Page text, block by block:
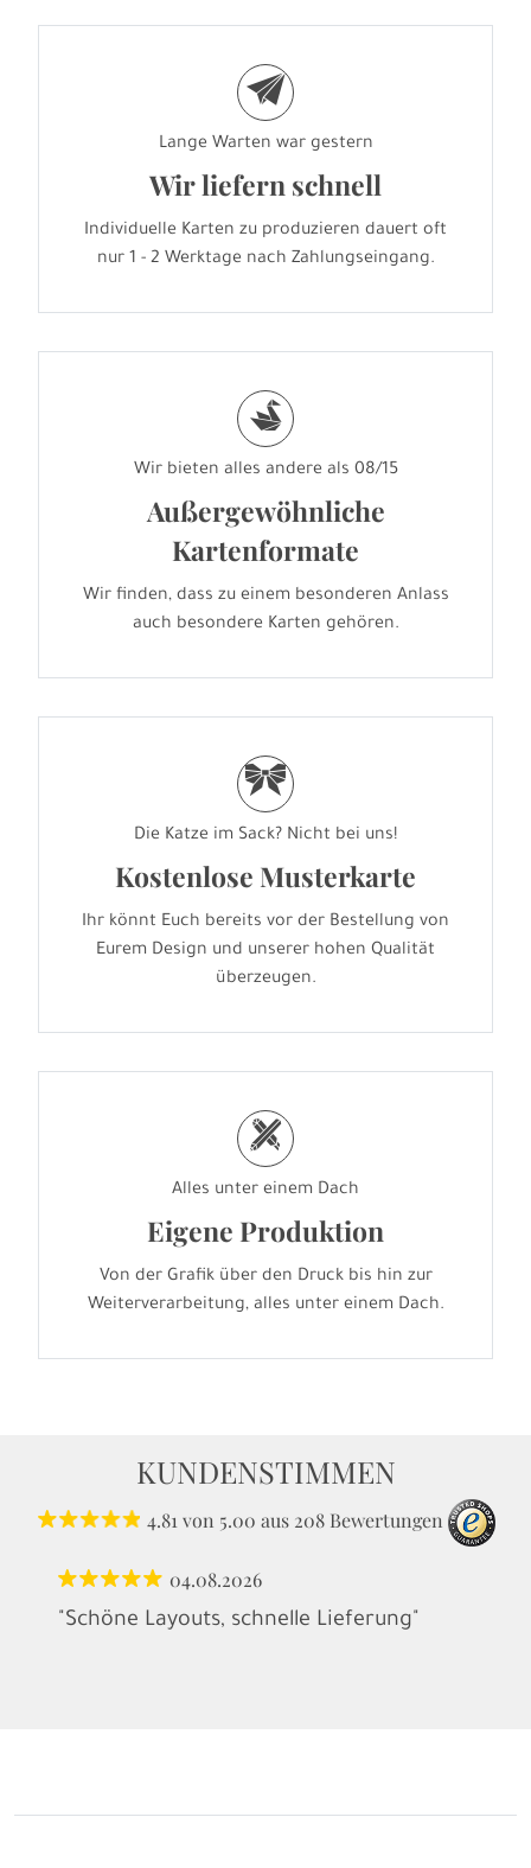
e
Lange Warten war gestern
Wir liefern schnell
Individuelle Karten zu produzieren dauert oft
nur 1 - 2 Werktage nach Zahlungseingang.
s
Wir bieten alles andere als 08/15
Außergewöhnliche
Kartenformate
Wir finden, dass zu einem besonderen Anlass
auch besondere Karten gehören.
r
Die Katze im Sack? Nicht bei uns!
Kostenlose Musterkarte
Ihr könnt Euch bereits vor der Bestellung von
Eurem Design und unserer hohen Qualität
überzeugen.
h
Alles unter einem Dach
Eigene Produktion
Von der Grafik über den Druck bis hin zur
Weiterverarbeitung, alles unter einem Dach.
KUNDENSTIMMEN
4.81 von 5.00 aus 208 Bewertungen
04.08.2026
"Schöne Layouts, schnelle Lieferung"